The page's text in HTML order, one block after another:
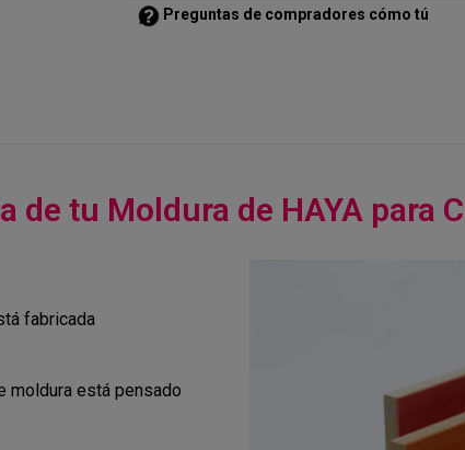
Preguntas de compradores cómo tú
de tu Moldura de HAYA para
fabricada
moldura está pensado